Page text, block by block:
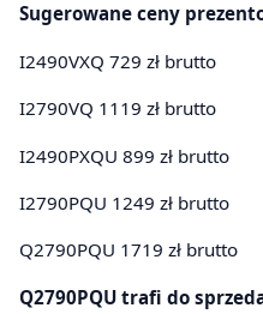
Sugerowane ceny
I2490VXQ 729 zł brutto
I2790VQ 1119 zł brutto
I2490PXQU 899 zł brutto
I2790PQU 1249 zł brutto
Q2790PQU 1719 zł brutto
Q2790PQU trafi do